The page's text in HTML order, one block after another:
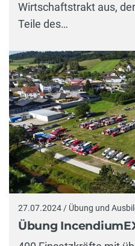
Wirtschaftstrakt aus,
Teile des…
27.07.2024 / Übung und
Übung